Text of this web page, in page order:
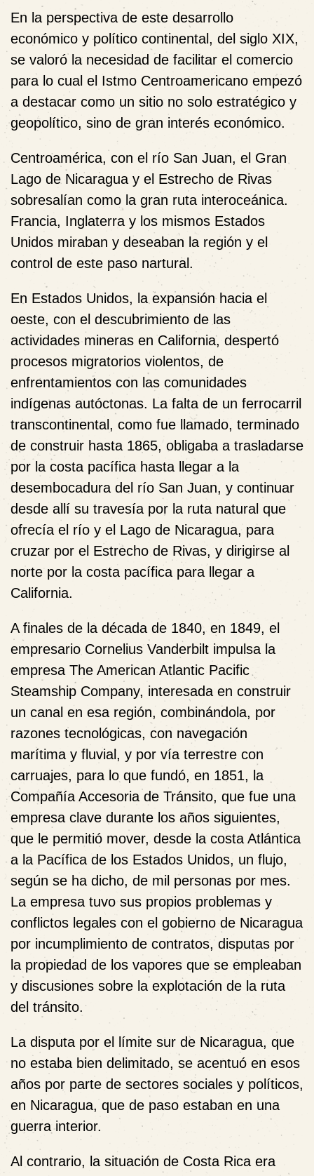
En la perspectiva de este desarrollo
económico y político continental, del siglo XIX,
se valoró la necesidad de facilitar el comercio
para lo cual el Istmo Centroamericano empezó
a destacar como un sitio no solo estratégico y
geopolítico, sino de gran interés económico.
Centroamérica, con el río San Juan, el Gran
Lago de Nicaragua y el Estrecho de Rivas
sobresalían como la gran ruta interoceánica.
Francia, Inglaterra y los mismos Estados
Unidos miraban y deseaban la región y el
control de este paso nartural.
En Estados Unidos, la expansión hacia el
oeste, con el descubrimiento de las
actividades mineras en California, despertó
procesos migratorios violentos, de
enfrentamientos con las comunidades
indígenas autóctonas. La falta de un ferrocarril
transcontinental, como fue llamado, terminado
de construir hasta 1865, obligaba a trasladarse
por la costa pacífica hasta llegar a la
desembocadura del río San Juan, y continuar
desde allí su travesía por la ruta natural que
ofrecía el río y el Lago de Nicaragua, para
cruzar por el Estrecho de Rivas, y dirigirse al
norte por la costa pacífica para llegar a
California.
A finales de la década de 1840, en 1849, el
empresario Cornelius Vanderbilt impulsa la
empresa The American Atlantic Pacific
Steamship Company, interesada en construir
un canal en esa región, combinándola, por
razones tecnológicas, con navegación
marítima y fluvial, y por vía terrestre con
carruajes, para lo que fundó, en 1851, la
Compañía Accesoria de Tránsito, que fue una
empresa clave durante los años siguientes,
que le permitió mover, desde la costa Atlántica
a la Pacífica de los Estados Unidos, un flujo,
según se ha dicho, de mil personas por mes.
La empresa tuvo sus propios problemas y
conflictos legales con el gobierno de Nicaragua
por incumplimiento de contratos, disputas por
la propiedad de los vapores que se empleaban
y discusiones sobre la explotación de la ruta
del tránsito.
La disputa por el límite sur de Nicaragua, que
no estaba bien delimitado, se acentuó en esos
años por parte de sectores sociales y políticos,
en Nicaragua, que de paso estaban en una
guerra interior.
Al contrario, la situación de Costa Rica era